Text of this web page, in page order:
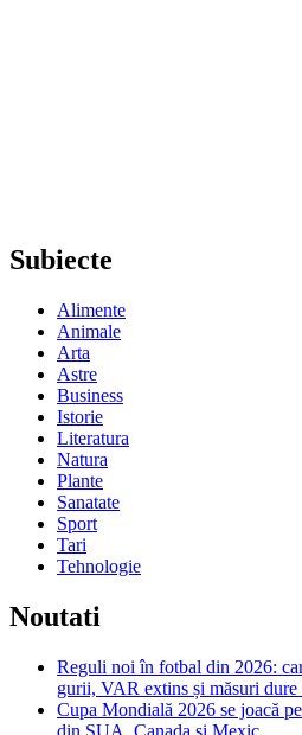
Subiecte
Alimente
Animale
Arta
Astre
Business
Istorie
Literatura
Natura
Plante
Sanatate
Sport
Tari
Tehnologie
Noutati
Reguli noi în fotbal din 2026:
gurii, VAR extins și măsuri
Cupa Mondială 2026 se joacă